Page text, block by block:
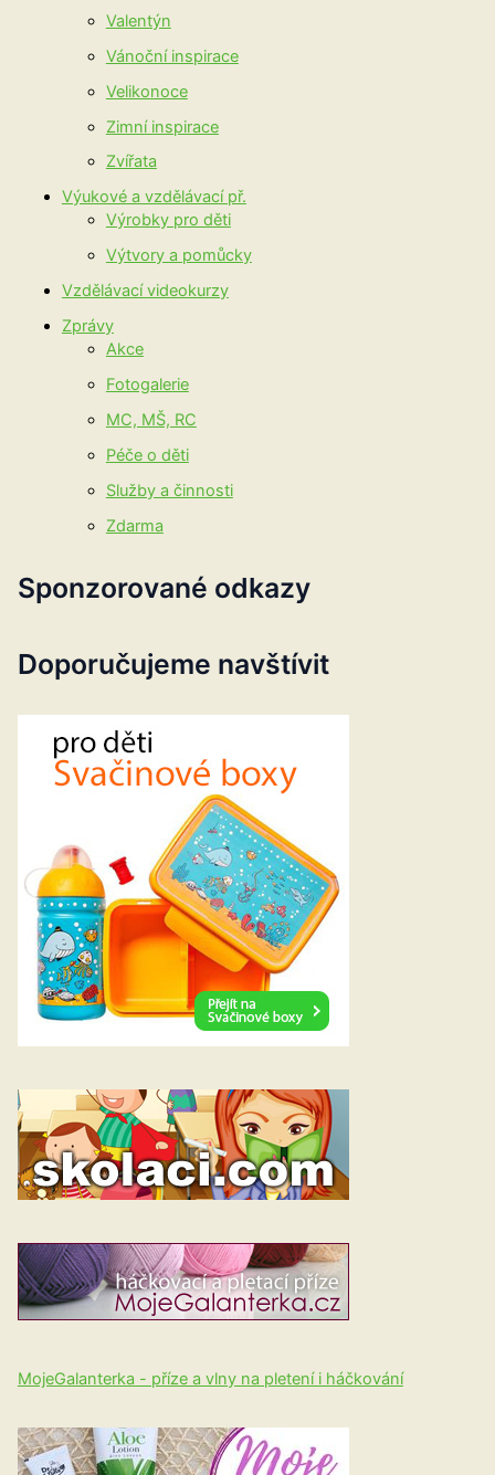
Valentýn
Vánoční inspirace
Velikonoce
Zimní inspirace
Zvířata
Výukové a vzdělávací př.
Výrobky pro děti
Výtvory a pomůcky
Vzdělávací videokurzy
Zprávy
Akce
Fotogalerie
MC, MŠ, RC
Péče o děti
Služby a činnosti
Zdarma
Sponzorované odkazy
Doporučujeme navštívit
MojeGalanterka - příze a vlny na pletení i háčkování